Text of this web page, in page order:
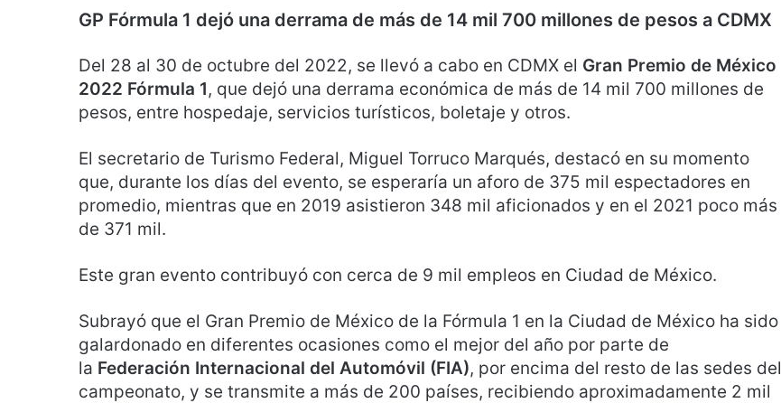
GP Fórmula 1 dejó una derrama de más de 14 mil 700 millones de pesos a CDMX
Del 28 al 30 de octubre del 2022, se llevó a cabo en CDMX el Gran Premio de México
2022 Fórmula 1, que dejó una derrama económica de más de 14 mil 700 millones de
pesos, entre hospedaje, servicios turísticos, boletaje y otros.
El secretario de Turismo Federal, Miguel Torruco Marqués, destacó en su momento
que, durante los días del evento, se esperaría un aforo de 375 mil espectadores en
promedio, mientras que en 2019 asistieron 348 mil aficionados y en el 2021 poco más
de 371 mil.
Este gran evento contribuyó con cerca de 9 mil empleos en Ciudad de México.
Subrayó que el Gran Premio de México de la Fórmula 1 en la Ciudad de México ha sido
galardonado en diferentes ocasiones como el mejor del año por parte de
la Federación Internacional del Automóvil (FIA), por encima del resto de las sedes del
campeonato, y se transmite a más de 200 países, recibiendo aproximadamente 2 mil